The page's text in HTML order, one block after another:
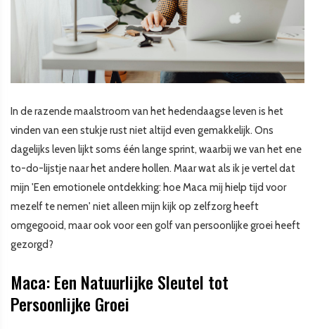
In de razende maalstroom van het hedendaagse leven is het
vinden van een stukje rust niet altijd even gemakkelijk. Ons
dagelijks leven lijkt soms één lange sprint, waarbij we van het ene
to-do-lijstje naar het andere hollen. Maar wat als ik je vertel dat
mijn 'Een emotionele ontdekking: hoe Maca mij hielp tijd voor
mezelf te nemen' niet alleen mijn kijk op zelfzorg heeft
omgegooid, maar ook voor een golf van persoonlijke groei heeft
gezorgd?
Maca: Een Natuurlijke Sleutel tot
Persoonlijke Groei